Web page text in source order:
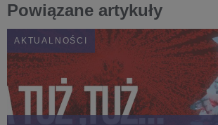
Powiązane artykuły
AKTUALNOŚCI